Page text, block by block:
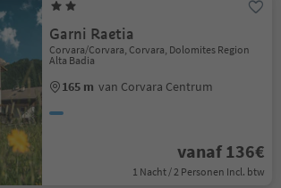
Garni Raetia
Corvara/Corvara, Corvara, Dolomites Region
Alta Badia
165 m van Corvara Centrum
vanaf 136€
1 Nacht / 2 Personen Incl. btw